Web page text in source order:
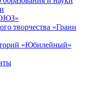
творчества «Грани
«Юбилейный»